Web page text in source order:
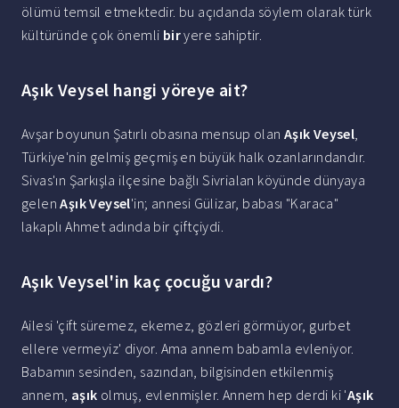
ölümü temsil etmektedir. bu açıdanda söylem olarak türk
kültüründe çok önemli biryere sahiptir.
Aşık Veysel hangi yöreye ait?
Avşar boyunun Şatırlı obasına mensup olan Aşık Veysel,
Türkiye'nin gelmiş geçmiş en büyük halk ozanlarındandır.
Sivas'ın Şarkışla ilçesine bağlı Sivrialan köyünde dünyaya
gelenAşık Veysel'in; annesi Gülizar, babası "Karaca"
lakaplı Ahmet adında bir çiftçiydi.
Aşık Veysel'in kaç çocuğu vardı?
Ailesi 'çift süremez, ekemez, gözleri görmüyor, gurbet
ellere vermeyiz' diyor. Ama annem babamla evleniyor.
Babamın sesinden, sazından, bilgisinden etkilenmiş
annem, aşık olmuş, evlenmişler. Annem hep derdi ki 'Aşık